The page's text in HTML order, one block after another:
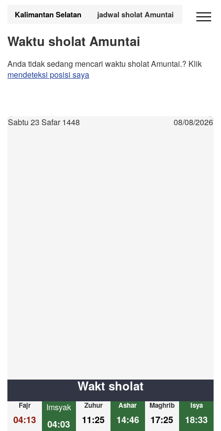
Kalimantan Selatan jadwal sholat Amuntai
Waktu sholat Amuntai
Anda tidak sedang mencari waktu sholat Amuntai.? Klik
mendeteksi posisi saya
Sabtu 23 Safar 1448 08/08/2026
Wakt sholat
Fajr
04:13
Imsyak
04:03
Zuhur
11:25
Ashar
14:46
Maghrib
17:25
Isya
18:33